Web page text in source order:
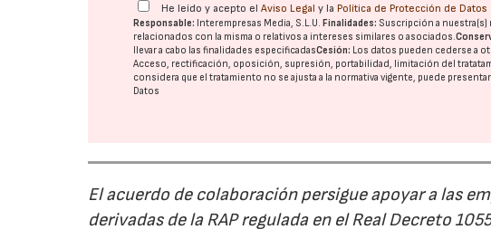
He leído y acepto elAviso Legal y la Política de Protección de Datos
Responsable: Interempresas Media, S.L.U. Finalidades: Suscripción a
relacionados con la misma o relativos a intereses similares o asociados.
llevar a cabo las finalidades especificadasCesión: Los datos pueden cederse a
Acceso, rectificación, oposición, supresión, portabilidad, limitación del
considera que el tratamiento no se ajusta a la normativa vigente, puede
Datos
El acuerdo de colaboración persigue apoyar a las
derivadas de la RAP regulada en el Real Decreto